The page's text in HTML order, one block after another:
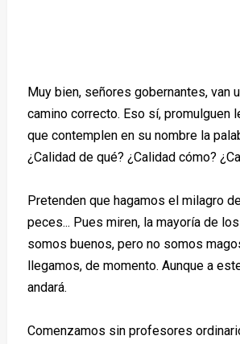
Muy bien, señores gobernantes, van
camino correcto. Eso sí, promulguen
que contemplen en su nombre la
¿Calidad de qué? ¿Calidad cómo?
Pretenden que hagamos el milagro
peces... Pues miren, la mayoría de
somos buenos, pero no somos
llegamos, de momento. Aunque a
andará.
Comenzamos sin profesores